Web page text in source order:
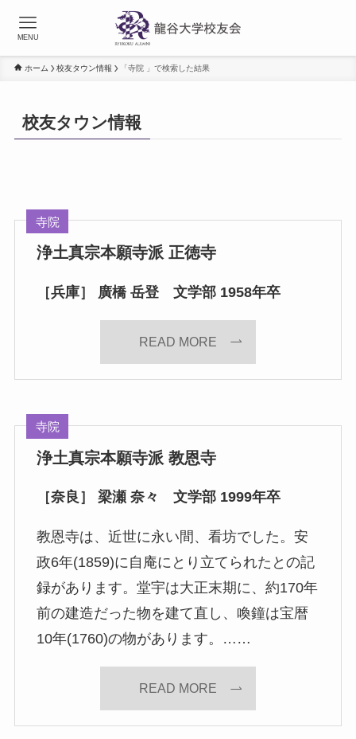
MENU
ホーム 校友タウン情報 「寺院 」で検索した結果
校友タウン情報
寺院
浄土真宗本願寺派 正徳寺
［兵庫］ 廣橋 岳登 文学部 1958年卒
READ MORE
寺院
浄土真宗本願寺派 教恩寺
［奈良］ 梁瀬 奈々 文学部 1999年卒
教恩寺は、近世に永い間、看坊でした。安
政6年(1859)に自庵にとり立てられたとの記
録があります。堂宇は大正末期に、約170年
前の建造だった物を建て直し、喚鐘は宝暦
10年(1760)の物があります。……
READ MORE